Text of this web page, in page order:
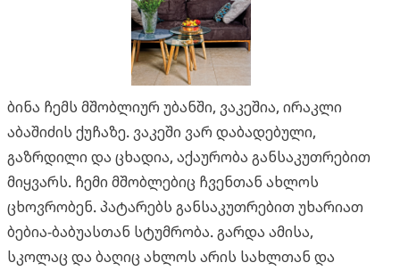
ბინა ჩემს მშობლიურ უბანში, ვაკეშია, ირაკლი
აბაშიძის ქუჩაზე. ვაკეში ვარ დაბადებული,
გაზრდილი და ცხადია, აქაურობა განსაკუთრებით
მიყვარს. ჩემი მშობლებიც ჩვენთან ახლოს
ცხოვრობენ. პატარებს განსაკუთრებით უხარიათ
ბებია-ბაბუასთან სტუმრობა. გარდა ამისა,
სკოლაც და ბაღიც ახლოს არის სახლთან და